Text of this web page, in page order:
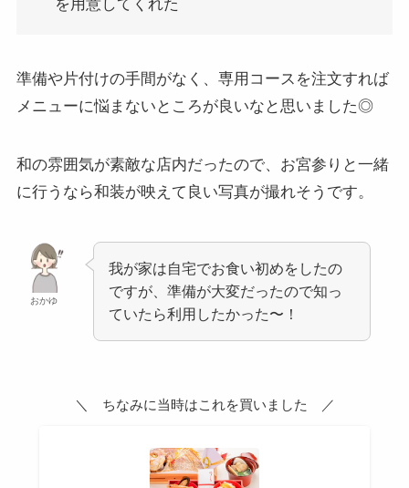
を用意してくれた
準備や片付けの手間がなく、専用コースを注文すれば
メニューに悩まないところが良いなと思いました◎
和の雰囲気が素敵な店内だったので、お宮参りと一緒
に行うなら和装が映えて良い写真が撮れそうです。
おかゆ
我が家は自宅でお食い初めをしたの
ですが、準備が大変だったので知っ
ていたら利用したかった〜！
＼ ちなみに当時はこれを買いました ／